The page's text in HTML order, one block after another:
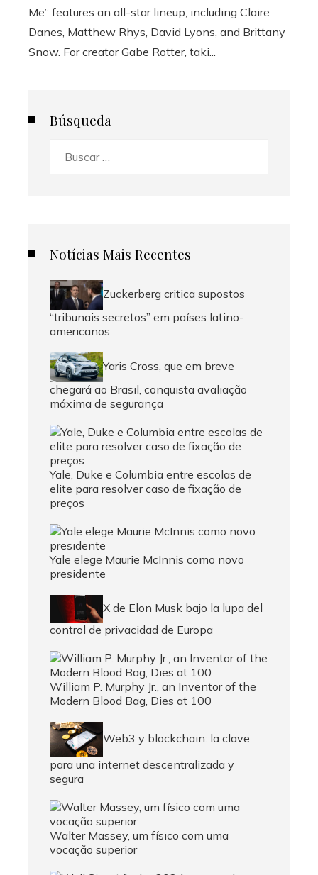
Me” features an all-star lineup, including Claire
Danes, Matthew Rhys, David Lyons, and Brittany
Snow. For creator Gabe Rotter, taki...
Búsqueda
Notícias Mais Recentes
Zuckerberg critica supostos
“tribunais secretos” em países latino-
americanos
Yaris Cross, que em breve
chegará ao Brasil, conquista avaliação
máxima de segurança
Yale, Duke e Columbia entre escolas de
elite para resolver caso de fixação de
preços
Yale elege Maurie McInnis como novo
presidente
X de Elon Musk bajo la lupa del
control de privacidad de Europa
William P. Murphy Jr., an Inventor of the
Modern Blood Bag, Dies at 100
Web3 y blockchain: la clave
para una internet descentralizada y
segura
Walter Massey, um físico com uma
vocação superior